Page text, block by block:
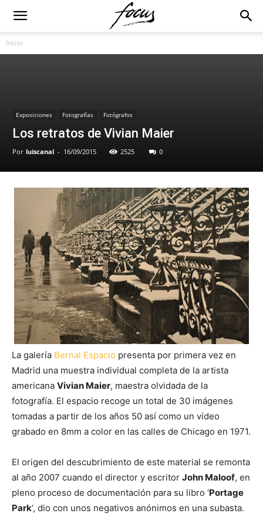
Inicio
Exposiciones Fotografías Fotógrafos
Los retratos de Vivian Maier
Por luiscanal - 16/09/2015 2525 0
La galería Bernal Espacio presenta por primera vez en
Madrid una muestra individual completa de la artista
americana Vivian Maier, maestra olvidada de la
fotografía. El espacio recoge un total de 30 imágenes
tomadas a partir de los años 50 así como un vídeo
grabado en 8mm a color en las calles de Chicago en 1971.
El origen del descubrimiento de este material se remonta
al año 2007 cuando el director y escritor John Maloof, en
pleno proceso de documentación para su libro ‘Portage
Park‘, dio con unos negativos anónimos en una subasta.